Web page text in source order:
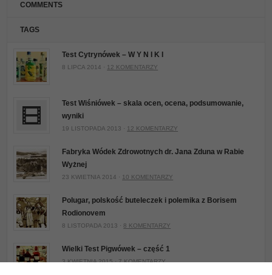
COMMENTS
TAGS
Test Cytrynówek – W Y N I K I
8 LIPCA 2014 · 12 KOMENTARZY
Test Wiśniówek – skala ocen, ocena, podsumowanie,
wyniki
19 LISTOPADA 2013 · 12 KOMENTARZY
Fabryka Wódek Zdrowotnych dr. Jana Zduna w Rabie
Wyżnej
23 KWIETNIA 2014 · 10 KOMENTARZY
Polugar, polskość buteleczek i polemika z Borisem
Rodionovem
8 LISTOPADA 2013 · 8 KOMENTARZY
Wielki Test Pigwówek – część 1
3 KWIETNIA 2015 ·7 KOMENTARZY